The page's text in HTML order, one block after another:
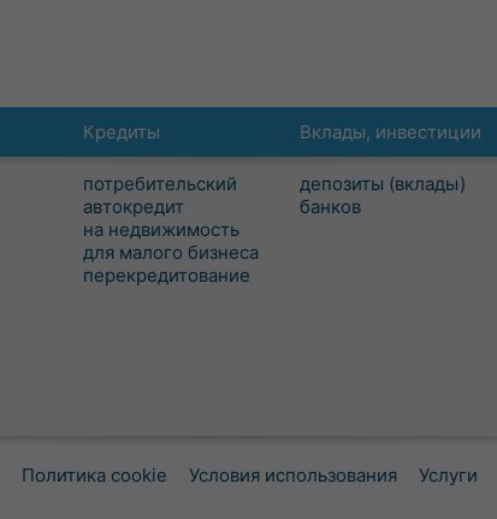
Кредиты
потребительский
автокредит
на недвижимость
для малого бизнеса
перекредитование
Вклады, инвестиции
депозиты (вклады)
банков
Политика cookie Условия использования Услуги